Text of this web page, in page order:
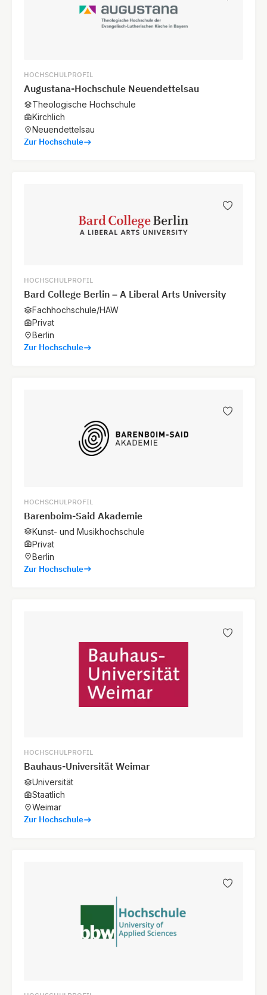
HOCHSCHULPROFIL
Augustana-Hochschule Neuendettelsau
Theologische Hochschule
Kirchlich
Neuendettelsau
Zur Hochschule
HOCHSCHULPROFIL
Bard College Berlin – A Liberal Arts University
Fachhochschule/HAW
Privat
Berlin
Zur Hochschule
HOCHSCHULPROFIL
Barenboim-Said Akademie
Kunst- und Musikhochschule
Privat
Berlin
Zur Hochschule
HOCHSCHULPROFIL
Bauhaus-Universität Weimar
Universität
Staatlich
Weimar
Zur Hochschule